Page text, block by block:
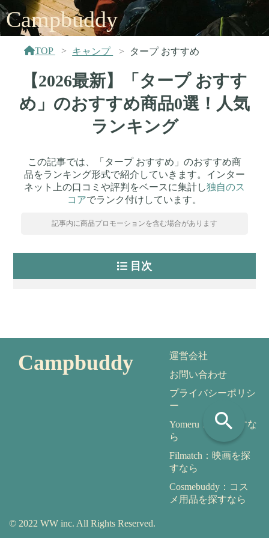
Campbuddy
TOP キャンプ タープ おすすめ
【2026最新】「タープ おすす
め」のおすすめ商品0選！人気
ランキング
この記事では、「タープ おすすめ」のおすすめ商
品をランキング形式で紹介していきます。インター
ネット上の口コミや評判をベースに集計し独自のス
コアでランク付けしています。
記事内に商品プロモーションを含む場合があります
目次
search
Campbuddy
運営会社
お問い合わせ
プライバシーポリシ
ー
Yomeru：本を探すな
ら
Filmatch：映画を探
すなら
Cosmebuddy：コス
メ用品を探すなら
© 2022 WW inc. All Rights Reserved.